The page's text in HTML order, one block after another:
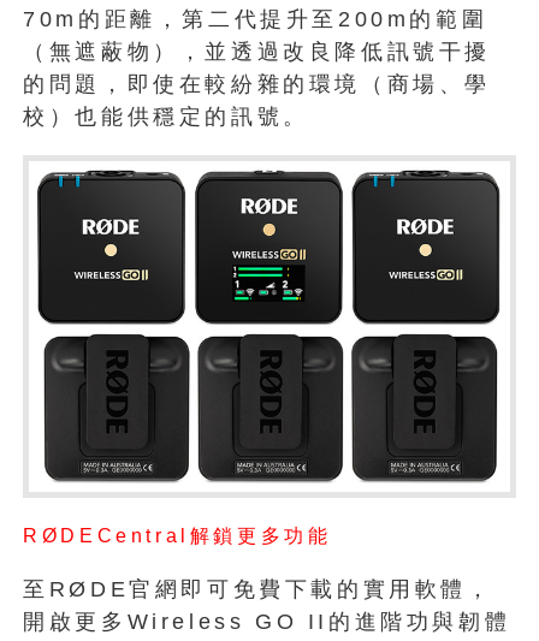
70m的距離，第二代提升至200m的範圍
（無遮蔽物），並透過改良降低訊號干擾
的問題，即使在較紛雜的環境（商場、學
校）也能供穩定的訊號。
RØDECentral解鎖更多功能
至RØDE官網即可免費下載的實用軟體，
開啟更多Wireless GO II的進階功與韌體